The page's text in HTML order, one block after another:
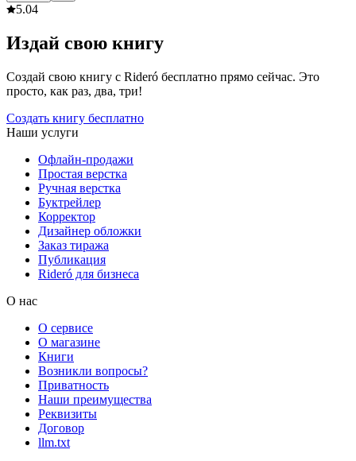
5.04
Издай свою книгу
Создай свою книгу с Rideró бесплатно прямо сейчас. Это
просто, как раз, два, три!
Создать книгу бесплатно
Наши услуги
Офлайн-продажи
Простая верстка
Ручная верстка
Буктрейлер
Корректор
Дизайнер обложки
Заказ тиража
Публикация
Rideró для бизнеса
О нас
О сервисе
О магазине
Книги
Возникли вопросы?
Приватность
Наши преимущества
Реквизиты
Договор
llm.txt